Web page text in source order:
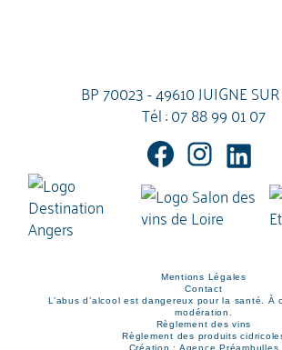
BP 70023 - 49610 JUIGNE
Tél :07 88 99 01 07
Mentions Légales
Contact
L’abus d’alcool est dangereux pour la santé. À
modération.
Règlement des vins
Règlement des produits